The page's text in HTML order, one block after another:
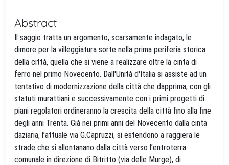
Abstract
Il saggio tratta un argomento, scarsamente indagato, le
dimore per la villeggiatura sorte nella prima periferia storica
della città, quella che si viene a realizzare oltre la cinta di
ferro nel primo Novecento. Dall'Unità d'Italia si assiste ad un
tentativo di modernizzazione della città che dapprima, con gli
statuti murattiani e successivamente con i primi progetti di
piani regolatori ordineranno la crescita della città fino alla fine
degli anni Trenta. Già nei primi anni del Novecento dalla cinta
daziaria, l’attuale via G.Capruzzi, si estendono a raggiera le
strade che si allontanano dalla città verso l’entroterra
comunale in direzione di Bitritto (via delle Murge), di